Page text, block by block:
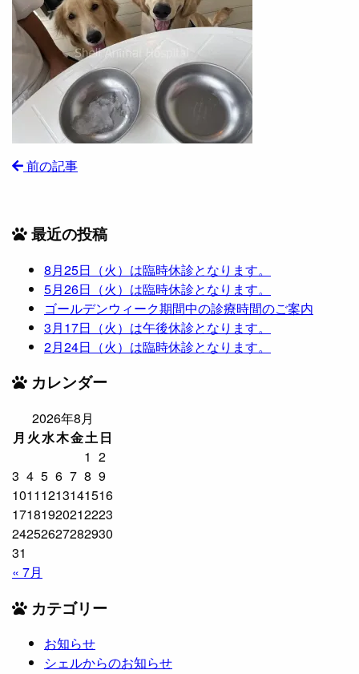
前の記事
最近の投稿
8月25日（火）は臨時休診となります。
5月26日（火）は臨時休診となります。
ゴールデンウィーク期間中の診療時間のご案内
3月17日（火）は午後休診となります。
2月24日（火）は臨時休診となります。
カレンダー
2026年8月
月 火水木金土日
1 2
3 4 5 6 7 8 9
10111213141516
17181920212223
24252627282930
31
« 7月
カテゴリー
お知らせ
シェルからのお知らせ